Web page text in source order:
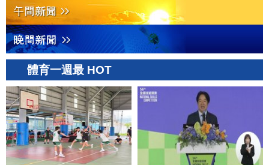
體育一週最 HOT